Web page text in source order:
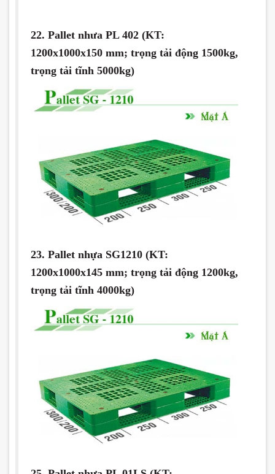
22. Pallet nhưa PL 402 (KT:
1200x1000x150 mm; trọng tải động 1500kg,
trọng tải tĩnh 5000kg)
23. Pallet nhựa SG1210 (KT:
1200x1000x145 mm; trọng tải động 1200kg,
trọng tải tĩnh 4000kg)